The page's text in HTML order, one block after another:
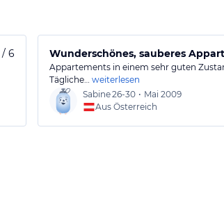
/ 6 Wunderschönes, sauberes
Appartements in einem sehr guten
Tägliche… weiterlesen
Sabine26-30 • Mai 2009
Aus Österreich